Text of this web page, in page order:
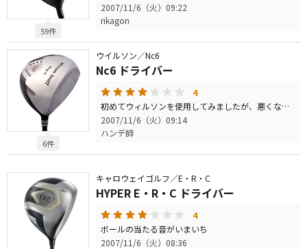
59件
2007/11/6（火）09:22
rikagon
6件
ウイルソン／Nc6
Nc6 ドライバー
4
初めてウィルソンを使用してみましたが、悪くない。事情があり少しやさしいクラブを探していたのですが、構えたときに違和感なかったため購入しました。今は旧モデルになってるのでお買い得と思います。
2007/11/6（火）09:14
ハンデ師
キャロウェイゴルフ／E・R・C
HYPER E・R・C ドライバー
4
ボールの当たる音がいまいち
2007/11/6（火）08:36